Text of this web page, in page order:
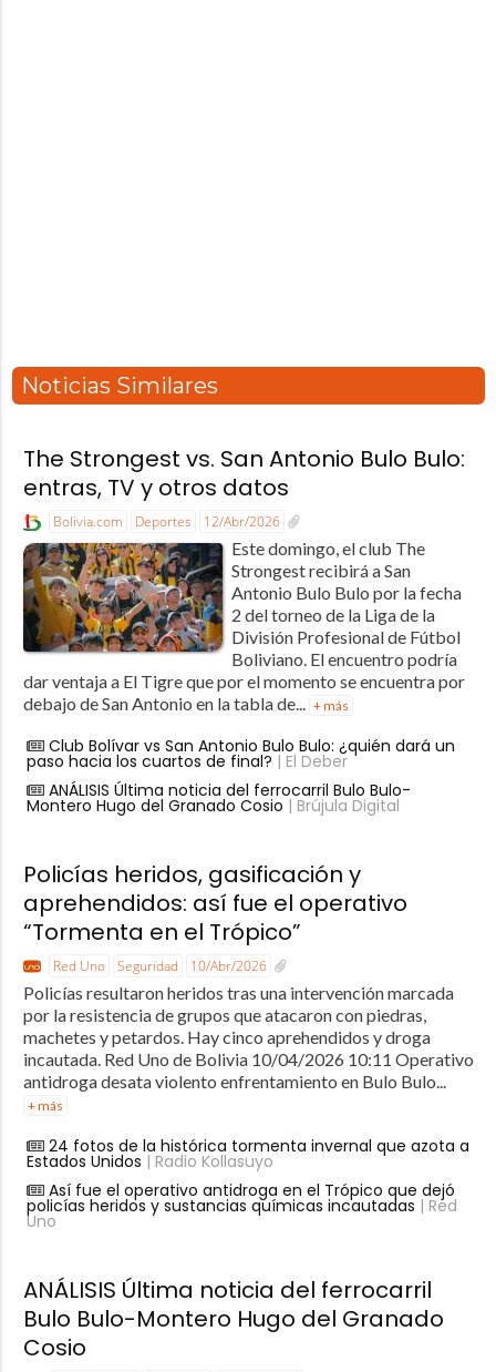
Noticias Similares
The Strongest vs. San Antonio Bulo Bulo:
entras, TV y otros datos
Bolivia.com Deportes 12/Abr/2026
Este domingo, el club The
Strongest recibirá a San
Antonio Bulo Bulo por la fecha
2 del torneo de la Liga de la
División Profesional de Fútbol
Boliviano. El encuentro podría
dar ventaja a El Tigre que por el momento se encuentra por
debajo de San Antonio en la tabla de... + más
Club Bolívar vs San Antonio Bulo Bulo: ¿quién dará un
paso hacia los cuartos de final? | El Deber
ANÁLISIS Última noticia del ferrocarril Bulo Bulo-
Montero Hugo del Granado Cosio | Brújula Digital
Policías heridos, gasificación y
aprehendidos: así fue el operativo
“Tormenta en el Trópico”
Red Uno Seguridad 10/Abr/2026
Policías resultaron heridos tras una intervención marcada
por la resistencia de grupos que atacaron con piedras,
machetes y petardos. Hay cinco aprehendidos y droga
incautada. Red Uno de Bolivia 10/04/2026 10:11 Operativo
antidroga desata violento enfrentamiento en Bulo Bulo...
+ más
24 fotos de la histórica tormenta invernal que azota a
Estados Unidos | Radio Kollasuyo
Así fue el operativo antidroga en el Trópico que dejó
policías heridos y sustancias químicas incautadas | Red
Uno
ANÁLISIS Última noticia del ferrocarril
Bulo Bulo-Montero Hugo del Granado
Cosio